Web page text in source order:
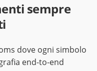
sempre
dove ogni simbolo
end-to-end